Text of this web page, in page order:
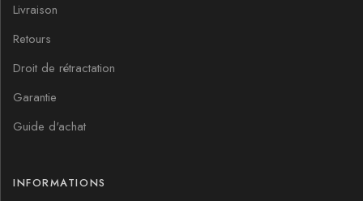
Livraison
Retours
Droit de rétractation
Garantie
Guide d'achat
INFORMATIONS